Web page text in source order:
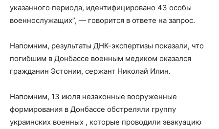
указанного периода, идентифицировано 43 особы
военнослужащих”, — говорится в ответе на запрос.
Напомним, результаты ДНК-экспертизы показали, что
погибшим в Донбассе военным медиком оказался
гражданин Эстонии, сержант Николай Илин.
Напомним, 13 июля незаконные вооруженные
формирования в Донбассе обстреляли группу
украинских военных , которые проводили эвакуацию